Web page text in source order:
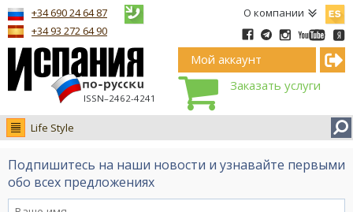
О компании
ISSN–2462-4241
+34 690 24 64 87
+34 93 272 64 90
Мой аккаунт
Заказать услуги
Life Style
Новости
Интервью
Подпишитесь на наши новости и узнавайте первыми
обо всех предложениях